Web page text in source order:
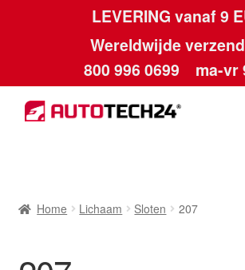
LEVERING vanaf 9
Wereldwijde
800 996 0699 ma-vr
Ga
door
Ga
naar
Home Lichaam Sloten 207